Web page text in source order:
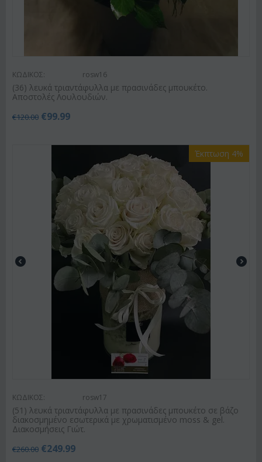
ΚΩΔΙΚΟΣ: rosw16
(36) λευκά τριαντάφυλλα με πρασινάδες μπουκέτο.
Αποστολές Λουλουδιών.
€120.00 €99.99
Έκπτωση 4%
ΚΩΔΙΚΟΣ: rosw17
(51) λευκά τριαντάφυλλα με πρασινάδες μπουκέτο σε βάζο
διακοσμημένο εσωτερικά με χρωματισμένο moss & gel.
Διακοσμήσεις Γιώτ.
€260.00 €249.99